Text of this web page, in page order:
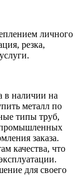
личного
резка,
в наличии на
металл по
типы труб,
промышленных
заказа.
качества, что
для своего